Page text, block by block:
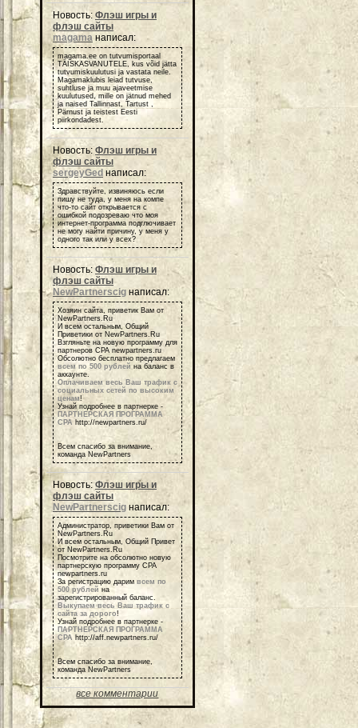
Новость: Флэш игры и
флэш сайты
magama написал:
magama.ee on tutvumisportaal
TÄISKASVANUTELE, kus võid jätta
tutvumiskuulutusi ja vastata neile.
Magamaklubis leiad tutvuse,
suhtluse ja muu ajaveetmise
kuulutused, mille on jätnud mehed
ja naised Tallinnast, Tartust ,
Pärnust ja teistest Eesti
piirkondadest.
Новость: Флэш игры и
флэш сайты
sergeyGed написал:
Здравствуйте, извиняюсь если
пишу не туда, у меня на компе
что-то сайт открывается с
ошибкой подозреваю что моя
интернет-программа подглючивает
не могу найти причину, у меня у
одного так или у всех?
Новость: Флэш игры и
флэш сайты
NewPartnerscig написал:
Хозяин сайта, приветик Вам от
NewPartners.Ru
И всем остальным, Общий
Приветики от NewPartners.Ru
Взгляньте на новую программу для
партнеров СРА newpartners.ru
Обсолютно бесплатно предлагаем
всем по 500 рублей на баланс в
аккаунте.
Оплачиваем весь Ваш трафик с
социальных сетей по высоким
ценам!
Узнай подробнее в партнерке -
ПАРТНЕРСКАЯ ПРОГРАММА
СРА http://newpartners.ru/
Всем спасибо за внимание,
команда NewPartners
Новость:Флэш игры и
флэш сайты
NewPartnerscig написал:
Администратор, приветики Вам от
NewPartners.Ru
И всем остальным, Общий Привет
от NewPartners.Ru
Посмотрите на обсолютно новую
партнерскую программу СРА
newpartners.ru
За регистрацию дарим всем по
500 рублей на
зарегистрированный баланс.
Выкупаем весь Ваш трафик с
сайта за дорого!
Узнай подробнее в партнерке -
ПАРТНЕРСКАЯ ПРОГРАММА
СРА http://aff.newpartners.ru/
Всем спасибо за внимание,
команда NewPartners
все комментарии